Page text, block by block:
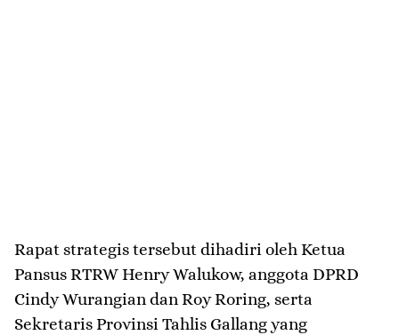
​Rapat strategis tersebut dihadiri oleh Ketua
Pansus RTRW Henry Walukow, anggota DPRD
Cindy Wurangian dan Roy Roring, serta
Sekretaris Provinsi Tahlis Gallang yang